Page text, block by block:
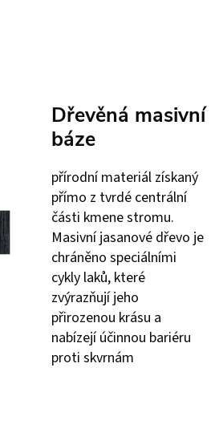
Dřevěná masivní
báze
přírodní materiál získaný
přímo z tvrdé centrální
části kmene stromu.
Masivní jasanové dřevo je
chráněno speciálními
cykly laků, které
zvýrazňují jeho
přirozenou krásu a
nabízejí účinnou bariéru
proti skvrnám